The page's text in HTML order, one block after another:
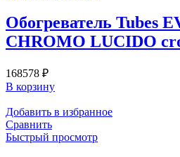
Обогреватель Tubes
CHROMO LUCIDO
168578 ₽
В корзину
Добавить в избранное
Сравнить
Быстрый просмотр